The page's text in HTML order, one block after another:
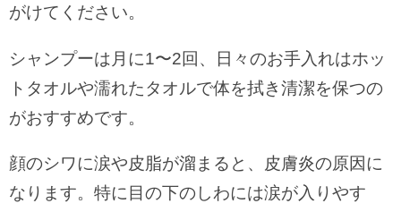
がけてください。
シャンプーは月に1〜2回、日々のお手入れはホッ
トタオルや濡れたタオルで体を拭き清潔を保つの
がおすすめです。
顔のシワに涙や皮脂が溜まると、皮膚炎の原因に
なります。特に目の下のしわには涙が入りやす